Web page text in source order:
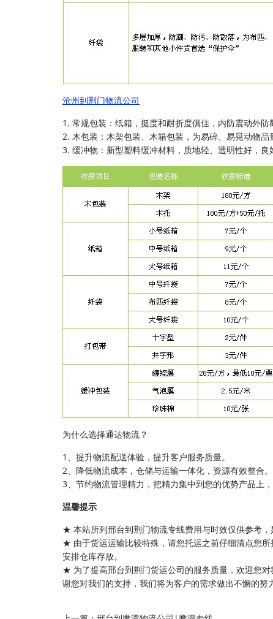
沧州到荆门物流公司
1. 常规包装：纸箱，挺度和耐折度俱佳，内防震动外防
2. 木包装：木架包装、木箱包装，为易碎、易晃动物品
3. 缓冲物：新型塑料缓冲材料，质地轻、透明性好，良
为什么选择通达物流？
1、提升物流配送体验，提升客户服务质量。
2、降低物流成本，仓储与运输一体化，资源有效整合。
3、节约物流管理精力，把精力集中到您的优势产品上，
温馨提示
★ 本站所列邢台到荆门物流专线费用与时效仅供参考，
★ 由于货运运输比较特殊，请您托运之前仔细清点您
安排仓库存放。
★ 为了提高邢台到荆门货运公司的服务质量，欢迎您
谢您对我们的支持，我们将为客户的需求做出不懈的努